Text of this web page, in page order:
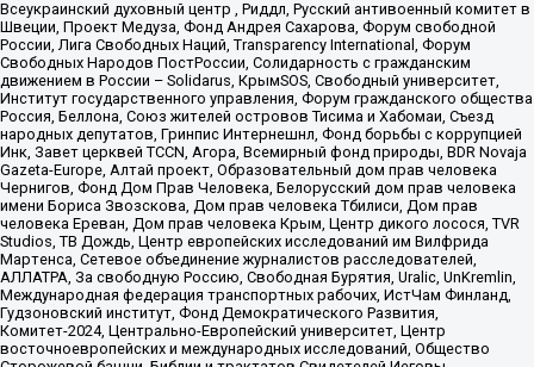
Всеукраинский духовный центр , Риддл, Русский антивоенный комитет в
Швеции, Проект Медуза, Фонд Андрея Сахарова, Форум свободной
России, Лига Свободных Наций, Transparеncy International, Форум
Свободных Народов ПостРоссии, Солидарность с гражданским
движением в России – Solidarus, КрымSOS, Свободный университет,
Институт государственного управления, Форум гражданского общества
Россия, Беллона, Союз жителей островов Тисима и Хабомаи, Съезд
народных депутатов, Гринпис Интернешнл, Фонд борьбы с коррупцией
Инк, Завет церквей TCCN, Агора, Всемирный фонд природы, BDR Novaja
Gazeta-Europe, Алтай проект, Образовательный дом прав человека
Чернигов, Фонд Дом Прав Человека, Белорусский дом прав человека
имени Бориса Звозскова, Дом прав человека Тбилиси, Дом прав
человека Ереван, Дом прав человека Крым, Центр дикого лосося, TVR
Studios, ТВ Дождь, Центр европейских исследований им Вилфрида
Мартенса, Сетевое объединение журналистов расследователей,
АЛЛАТРА, За свободную Россию, Свободная Бурятия, Uralic, UnKremlin,
Международная федерация транспортных рабочих, ИстЧам Финланд,
Гудзоновский институт, Фонд Демократического Развития,
Комитет-2024, Центрально-Европейский университет, Центр
восточноевропейских и международных исследований, Общество